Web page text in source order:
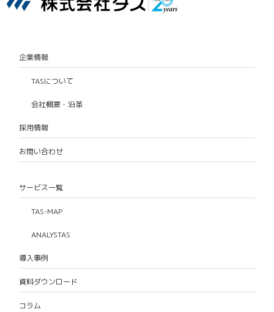
企業情報
TASについて
会社概要・沿革
採用情報
お問い合わせ
サービス一覧
TAS-MAP
ANALYSTAS
導入事例
資料ダウンロード
コラム